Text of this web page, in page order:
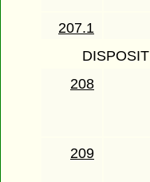
207.1
208
209